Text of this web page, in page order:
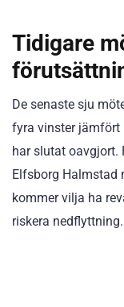
Tidigare
De senaste sju
fyra vinster jämfört
har slutat oavgjort.
Elfsborg Halmstad
kommer vilja ha
riskera nedflyttning.